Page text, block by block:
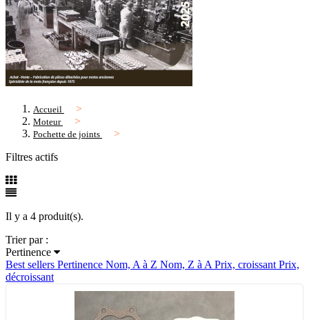
Accueil
Moteur
Pochette de joints
Filtres actifs
Il y a 4 produit(s).
Trier par :
Pertinence
Best sellers Pertinence Nom, A à Z Nom, Z à A Prix, croissant Prix,
décroissant